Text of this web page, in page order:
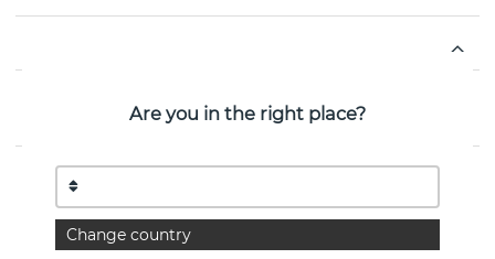
EGENSKABER
Se flere varer
Are you in the right place?
Change country